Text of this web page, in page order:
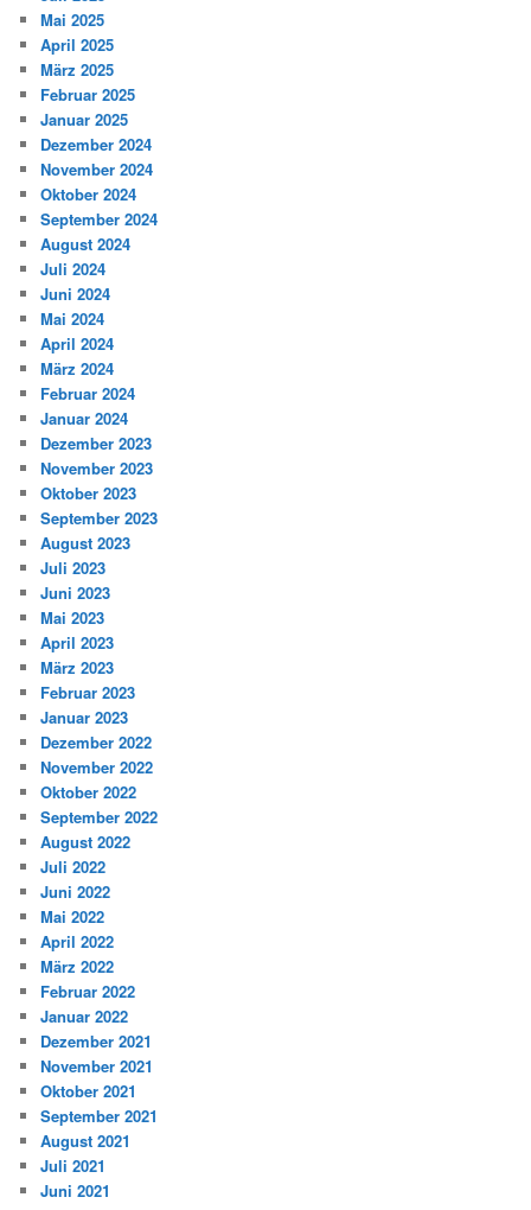
Mai 2025
April 2025
März 2025
Februar 2025
Januar 2025
Dezember 2024
November 2024
Oktober 2024
September 2024
August 2024
Juli 2024
Juni 2024
Mai 2024
April 2024
März 2024
Februar 2024
Januar 2024
Dezember 2023
November 2023
Oktober 2023
September 2023
August 2023
Juli 2023
Juni 2023
Mai 2023
April 2023
März 2023
Februar 2023
Januar 2023
Dezember 2022
November 2022
Oktober 2022
September 2022
August 2022
Juli 2022
Juni 2022
Mai 2022
April 2022
März 2022
Februar 2022
Januar 2022
Dezember 2021
November 2021
Oktober 2021
September 2021
August 2021
Juli 2021
Juni 2021